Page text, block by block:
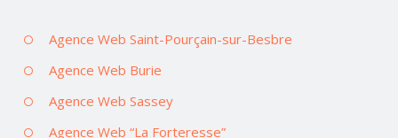
Agence Web Saint-Pourçain-sur-Besbre
Agence Web Burie
Agence Web Sassey
Agence Web “La Forteresse”